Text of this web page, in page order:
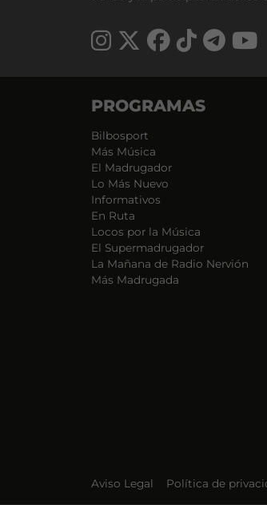
PROGRAMAS
Bilbosport
Más Música
El Madrugador
Lo Más Nuevo
Informativos
En Ruta
Locos por la Música
El Supermadrugador
La Mañana de Radio Nervión
Más Madrugada
Aviso Legal Política de